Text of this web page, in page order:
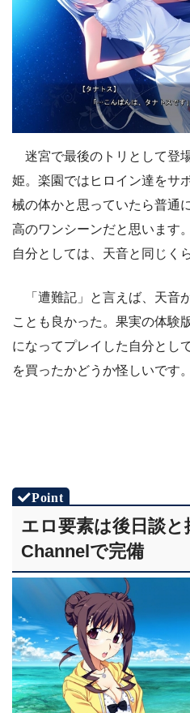
迷宮で最後のトリとして登
姫。楽園ではヒロイン達をサ
械の体かと思っていたら普通
高のワンシーンだと思います
自分としては、天音と同じく
「遭難記」と言えば、天音
ことも良かった。果実の体験
になってプレイした自分とし
を買ったかどうか怪しいです。
エロ要素は後日談と
Channelで完備